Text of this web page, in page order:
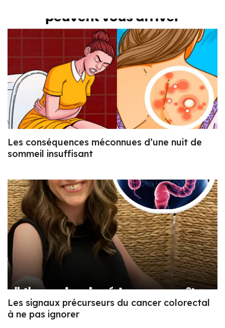
Les conséquences méconnues d’une nuit de
sommeil insuffisant
Les signaux précurseurs du cancer colorectal
à ne pas ignorer